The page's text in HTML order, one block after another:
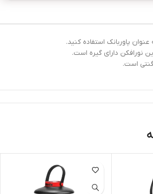
پاوربانک استفاده کنید.
نورافکن دارای گیره است.
است.